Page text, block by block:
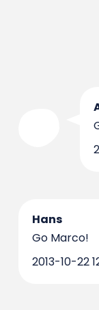
Hans
Go Marco!
2013-10-22